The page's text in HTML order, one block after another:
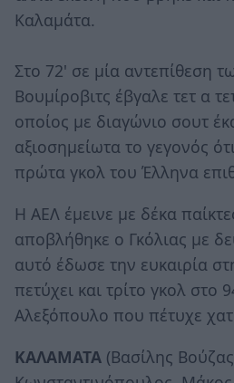
Καλαμάτα.
Στο 72' σε μία αντεπίθεση
Βουμίροβιτς έβγαλε τετ α
οποίος με διαγώνιο σουτ
αξιοσημείωτα το γεγονός
πρώτα γκολ του Έλληνα
Η ΑΕΛ έμεινε με δέκα
αποβλήθηκε ο Γκόλιας με
αυτό έδωσε την ευκαιρία
πετύχει και τρίτο γκολ στο
Αλεξόπουλο που πέτυχε χατ
ΚΑΛΑΜΑΤΑ (Βασίλης